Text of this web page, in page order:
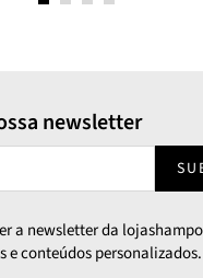
newsletter
a newsletter da
e conteúdos personalizados.